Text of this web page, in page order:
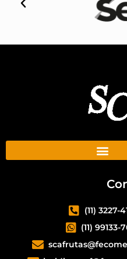
(11) 3227-
(11) 99133-